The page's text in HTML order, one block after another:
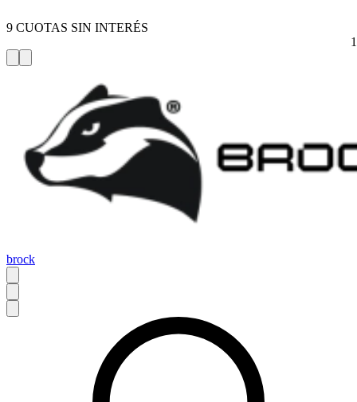
9 CUOTAS SIN INTERÉS
brock